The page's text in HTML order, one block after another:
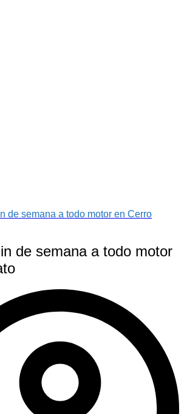
de semana a todo motor en Cerro
de semana a todo motor